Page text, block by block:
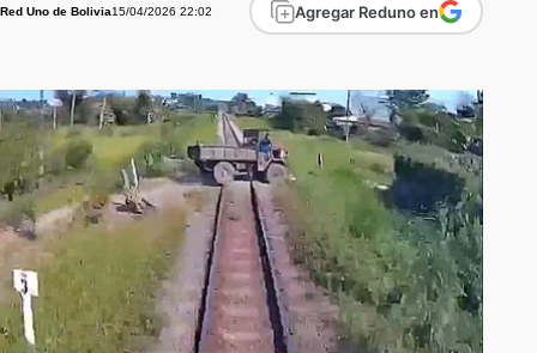
Red Uno de Bolivia15/04/2026 22:02 Agregar Reduno en